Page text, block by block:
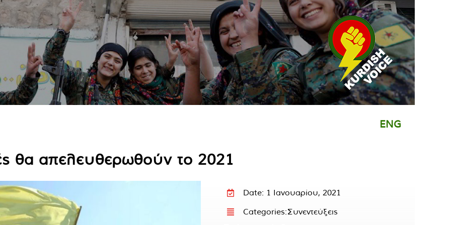
ENG
θα απελευθερωθούν το 2021
Date: 1 Ιανουαρίου, 2021
Categories:Συνεντεύξεις